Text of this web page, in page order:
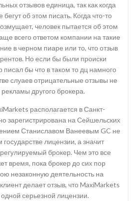
отзывов единица, так как когда
об этом писать. Когда что-то
человек пытается об этом
всего ответом компании на такие
в черном пиаре или то, что отзыв
Но если бы были происки
писал бы что в таком то дц намного
слуаев отрицательные отзывы не
рекламы другого брокера.
располагается в Санкт-
зарегистрирована на Сейшельских
Станиславом Ванеевым GC не
лицензии, а значит
брокер. Чем это все
время, пока брокер до сих пор
незаконную деятельность на
делает отзыв, что MaxiMarkets
серьезной лицензии.